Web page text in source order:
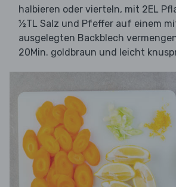
halbieren oder vierteln, mit 2EL
½TL Salz und Pfeffer auf einem
ausgelegten Backblech
20Min. goldbraun und leicht